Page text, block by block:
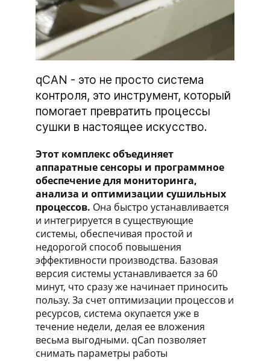
qCAN - это не просто система
контроля, это инструмент, который
помогает превратить процессы
сушки в настоящее искусство.
Этот комплекс объединяет
аппаратные сенсоры и программное
обеспечение для мониторинга,
анализа и оптимизации сушильных
процессов. Она быстро устанавливается
и интегрируется в существующие
системы, обеспечивая простой и
недорогой способ повышения
эффективности производства. Базовая
версия системы устанавливается за 60
минут, что сразу же начинает приносить
пользу. За счет оптимизации процессов и
ресурсов, система окупается уже в
течение недели, делая ее вложения
весьма выгодными. qCan позволяет
снимать параметры работы